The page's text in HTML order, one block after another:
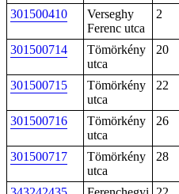
301500410
Verseghy
Ferenc utca
2
301500714
Tömörkény
utca
20
301500715
Tömörkény
utca
22
301500716
Tömörkény
utca
26
301500717
Tömörkény
utca
28